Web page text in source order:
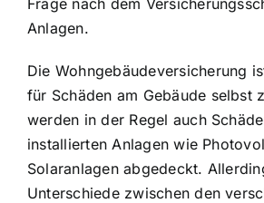
Anlagen.
Die Wohngebäudeversicherung
für Schäden am Gebäude selbst
werden in der Regel auch
installierten Anlagen wie
Solaranlagen abgedeckt.
Unterschiede zwischen den